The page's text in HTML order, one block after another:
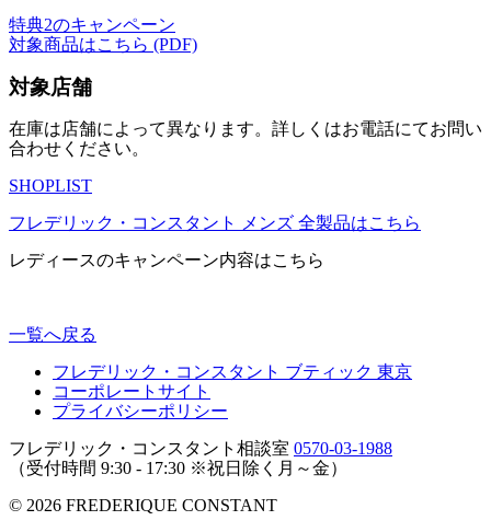
特典2のキャンペーン
対象商品はこちら (PDF)
対象店舗
在庫は店舗によって異なります。詳しくはお電話にてお問い
合わせください。
SHOPLIST
フレデリック・コンスタント メンズ 全製品はこちら
レディースのキャンペーン内容はこちら
一覧へ戻る
フレデリック・コンスタント ブティック 東京
コーポレートサイト
プライバシーポリシー
フレデリック・コンスタント相談室 0570-03-1988
（受付時間 9:30 - 17:30 ※祝日除く月～金）
© 2026 FREDERIQUE CONSTANT